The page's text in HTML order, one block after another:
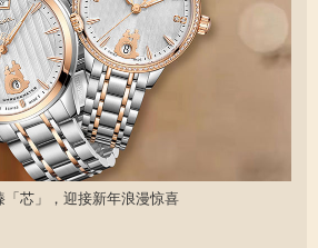
芯」，迎接新年浪漫惊喜